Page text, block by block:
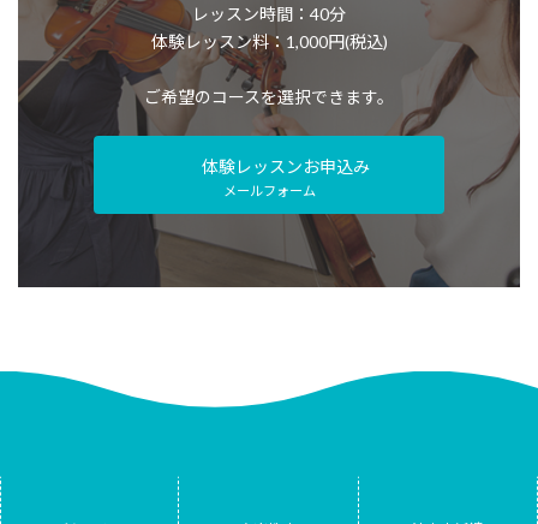
レッスン時間：40分
体験レッスン料：1,000円(税込)
ご希望のコースを選択できます。
体験レッスンお申込み
メールフォーム